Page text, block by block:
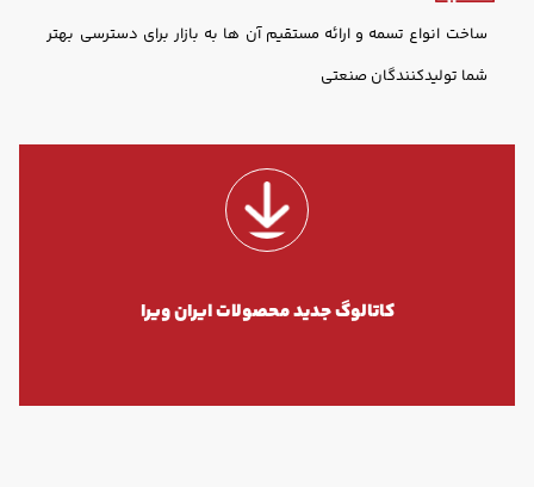
ساخت انواع تسمه و ارائه مستقیم آن ها به بازار برای دسترسی بهتر
شما تولیدکنندگان صنعتی
کاتالوگ جدید محصولات ایران ویرا